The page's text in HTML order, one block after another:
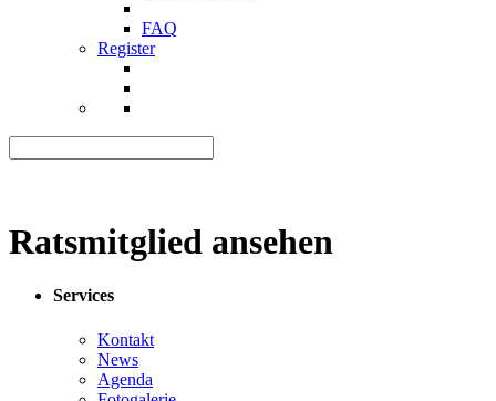
FAQ
Register
Ratsmitglied ansehen
Services
Kontakt
News
Agenda